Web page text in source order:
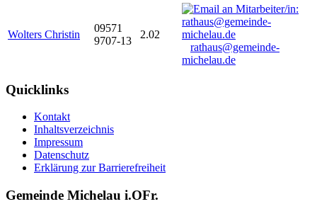
Wolters Christin
09571
9707-13
2.02
rathaus@gemeinde-
michelau.de
Quicklinks
Kontakt
Inhaltsverzeichnis
Impressum
Datenschutz
Erklärung zur Barrierefreiheit
Gemeinde Michelau i.OFr.